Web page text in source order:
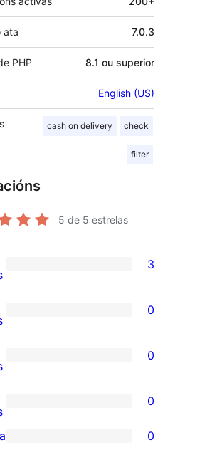
ata 7.0.3
PHP 8.1 ou superior
English (US)
cash on delivery check
filter
5 de 5 estrelas
3
0
0
0
0